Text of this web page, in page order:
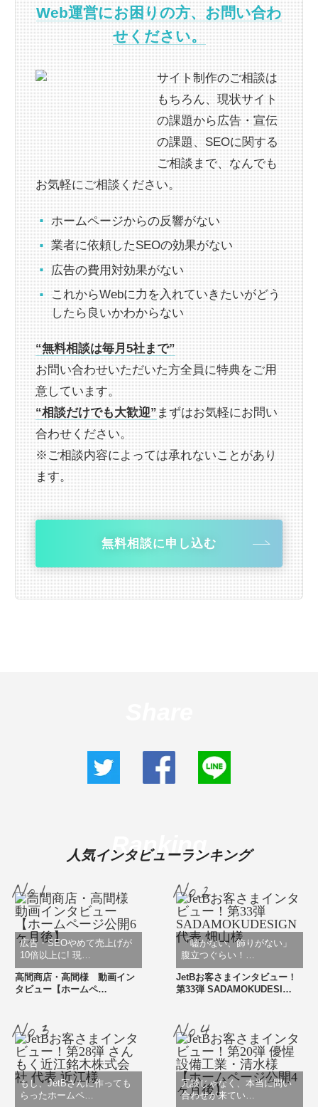
Web運営にお困りの方、お問い合わ
せください。
サイト制作のご相談は
もちろん、現状サイト
の課題から広告・宣伝
の課題、SEOに関する
ご相談まで、なんでも
お気軽にご相談ください。
ホームページからの反響がない
業者に依頼したSEOの効果がない
広告の費用対効果がない
これからWebに力を入れていきたいがどう
したら良いかわからない
“無料相談は毎月5社まで”
お問い合わせいただいた方全員に特典をご用
意しています。
“相談だけでも大歓迎”まずはお気軽にお問い
合わせください。
※ご相談内容によっては承れないことがあり
ます。
無料相談に申し込む
人気インタビューランキング
Ranking
広告・SEOやめて売上げが
10倍以上に! 現…
高間商店・高間様 動画イン
タビュー【ホームペ…
「嘘がない、飾りがない」
腹立つぐらい！…
JetBお客さまインタビュー！
第33弾 SADAMOKUDESI…
もし、JetBさんに作っても
らったホームペ…
冗談じゃなく、本当に問い
合わせが来てい…